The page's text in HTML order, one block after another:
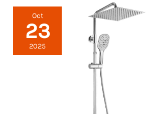
Oct
23
2025